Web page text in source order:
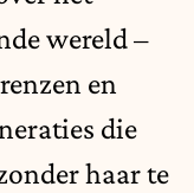
wereld –
en
die
haar te